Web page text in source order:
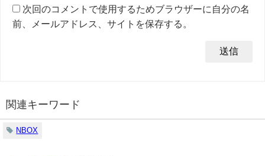
次回のコメントで使用するためブラウザーに自分の名
前、メールアドレス、サイトを保存する。
関連キーワード
NBOX